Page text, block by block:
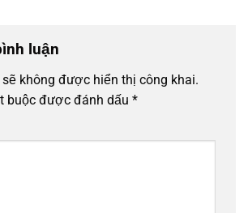
luận
không được hiển thị công khai.
buộc được đánh dấu *